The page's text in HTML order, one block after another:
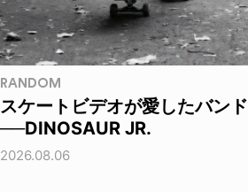
RANDOM
スケートビデオが愛したバンド
──DINOSAUR JR.
2026.08.06